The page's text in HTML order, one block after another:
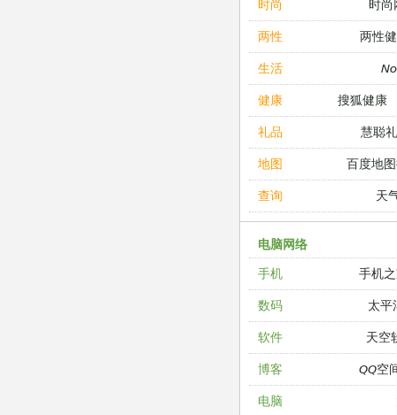
时尚 时尚
两性 两性
生活
健康 搜狐健康
礼品 慧聪
地图 百度地
查询 天
电脑网络
手机
手机
数码 太平
软件 天空
博客 QQ空
电脑